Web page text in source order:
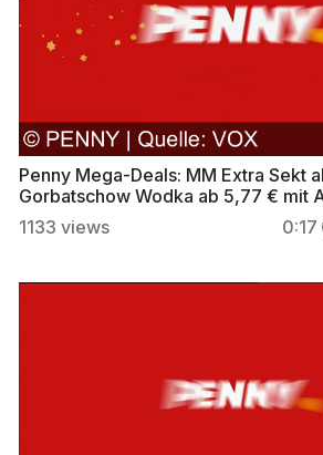
Penny Mega-Deals: MM Extra Sekt
Gorbatschow Wodka ab 5,77 € mit
1133 views 0:17